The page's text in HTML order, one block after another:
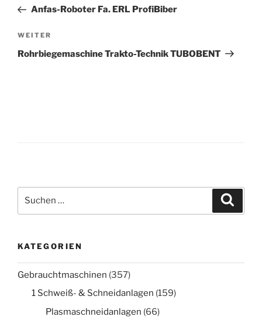
Beitrag
Anfas-Roboter Fa. ERL ProfiBiber
Nächster
Beitrag
WEITER
Rohrbiegemaschine Trakto-Technik TUBOBENT
nach:
KATEGORIEN
Gebrauchtmaschinen (357)
1 Schweiß- & Schneidanlagen (159)
Plasmaschneidanlagen (66)